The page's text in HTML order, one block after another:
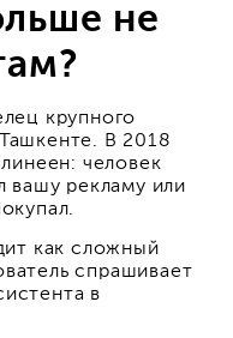
не
крупного
В 2018
человек
вашу рекламу или
как сложный
спрашивает
в